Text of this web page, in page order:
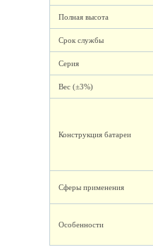
Полная высота
Срок службы
Серия
Вес (±3%)
Конструкция батареи
Сферы применения
Особенности